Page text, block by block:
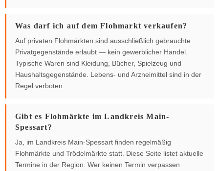
Was darf ich auf dem Flohmarkt verkaufen?
Auf privaten Flohmärkten sind ausschließlich gebrauchte
Privatgegenstände erlaubt — kein gewerblicher Handel.
Typische Waren sind Kleidung, Bücher, Spielzeug und
Haushaltsgegenstände. Lebens- und Arzneimittel sind in der
Regel verboten.
Gibt es Flohmärkte im Landkreis Main-
Spessart?
Ja, im Landkreis Main-Spessart finden regelmäßig
Flohmärkte und Trödelmärkte statt. Diese Seite listet aktuelle
Termine in der Region. Wer keinen Termin verpassen